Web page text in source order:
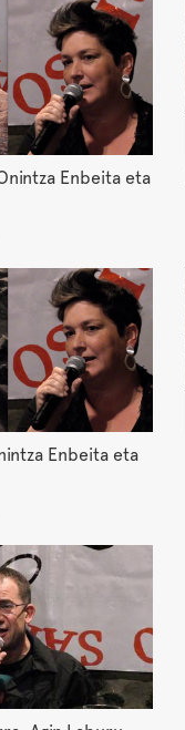
Enbeita eta
Enbeita eta